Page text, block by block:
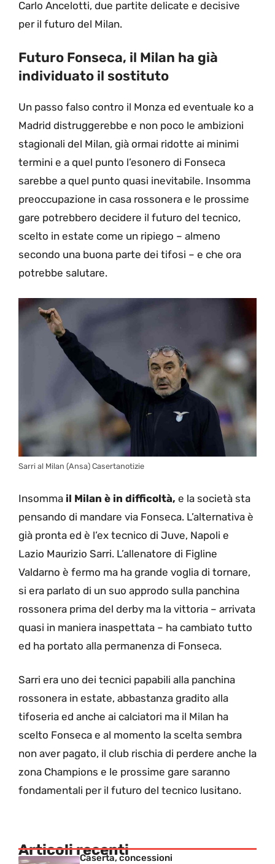
Carlo Ancelotti, due partite delicate e decisive
per il futuro del Milan.
Futuro Fonseca, il Milan ha già
individuato il sostituto
Un passo falso contro il Monza ed eventuale ko a
Madrid distruggerebbe e non poco le ambizioni
stagionali del Milan, già ormai ridotte ai minimi
termini e a quel punto l’esonero di Fonseca
sarebbe a quel punto quasi inevitabile. Insomma
preoccupazione in casa rossonera e le prossime
gare potrebbero decidere il futuro del tecnico,
scelto in estate come un ripiego – almeno
secondo una buona parte dei tifosi – e che ora
potrebbe salutare.
Sarri al Milan (Ansa) Casertanotizie
Insomma il Milan è in difficoltà, e la società sta
pensando di mandare via Fonseca. L’alternativa è
già pronta ed è l’ex tecnico di Juve, Napoli e
Lazio Maurizio Sarri. L’allenatore di Figline
Valdarno è fermo ma ha grande voglia di tornare,
si era parlato di un suo approdo sulla panchina
rossonera prima del derby ma la vittoria – arrivata
quasi in maniera inaspettata – ha cambiato tutto
ed ha portato alla permanenza di Fonseca.
Sarri era uno dei tecnici papabili alla panchina
rossonera in estate, abbastanza gradito alla
tifoseria ed anche ai calciatori ma il Milan ha
scelto Fonseca e al momento la scelta sembra
non aver pagato, il club rischia di perdere anche la
zona Champions e le prossime gare saranno
fondamentali per il futuro del tecnico lusitano.
Articoli recenti
Caserta, concessioni